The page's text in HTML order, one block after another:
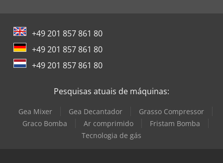
financiamento personalizado. A Carlo Mauri Srl declina
involuntárias presentes no anúncio, o qual não representa
qualquer compromisso contratual; os preços indicados são
exclusivos de IVA e transferência de propriedade.
+49 201 857 861 80
+49 201 857 861 80
+49 201 857 861 80
Pesquisas atuais de máquinas:
Gea Mixer Gea Decantador
Grasso Compressor
Graco Bomba
Ar comprimido
Fristam Bomba
Tecnologia de gás